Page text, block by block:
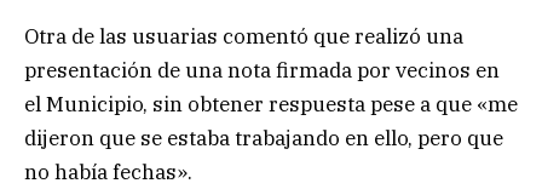
Otra de las usuarias comentó que realizó una
presentación de una nota firmada por vecinos en
el Municipio, sin obtener respuesta pese a que «me
dijeron que se estaba trabajando en ello, pero que
no había fechas».